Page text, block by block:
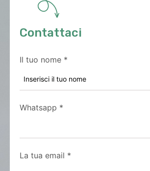
Contattaci
Il tuo nome *
Whatsapp *
La tua email *